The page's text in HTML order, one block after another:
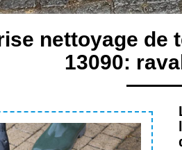
nettoyage de
13090: